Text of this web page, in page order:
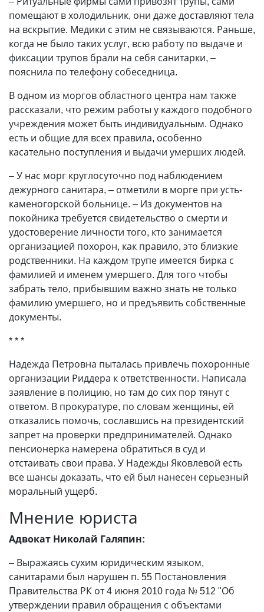
помещают в холодильник, они даже доставляют тела
на вскрытие. Медики с этим не связываются. Раньше,
когда не было таких услуг, всю работу по выдаче и
фиксации трупов брали на себя санитарки, –
пояснила по телефону собеседница.
В одном из моргов областного центра нам также
рассказали, что режим работы у каждого подобного
учреждения может быть индивидуальным. Однако
есть и общие для всех правила, особенно
касательно поступления и выдачи умерших людей.
– У нас морг круглосуточно под наблюдением
дежурного санитара, – отметили в морге при усть-
каменогорской больнице. – Из документов на
покойника требуется свидетельство о смерти и
удостоверение личности того, кто занимается
организацией похорон, как правило, это близкие
родственники. На каждом трупе имеется бирка с
фамилией и именем умершего. Для того чтобы
забрать тело, прибывшим важно знать не только
фамилию умершего, но и предъявить собственные
документы.
* * *
Надежда Петровна пыталась привлечь похоронные
организации Риддера к ответственности. Написала
заявление в полицию, но там до сих пор тянут с
ответом. В прокуратуре, по словам женщины, ей
отказались помочь, сославшись на президентский
запрет на проверки предпринимателей. Однако
пенсионерка намерена обратиться в суд и
отстаивать свои права. У Надежды Яковлевой есть
все шансы доказать, что ей был нанесен серьезный
моральный ущерб.
Мнение юриста
Адвокат Николай Галяпин:
– Выражаясь сухим юридическим языком,
санитарами был нарушен п. 55 Постановления
Правительства РК от 4 июня 2010 года № 512 "Об
утверждении правил обращения с объектами